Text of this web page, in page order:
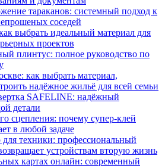
тараканов: системный подход к
соседей
выбрать идеальный материал для
проектов
плинтус: полное руководство по
как выбрать материал,
надёжное жильё для всей семьи
SAFELINE: надёжный
детали
сцепления: почему супер‑клей
в любой задаче
техники: профессиональный
устройствам вторую жизнь
картах онлайн: современный